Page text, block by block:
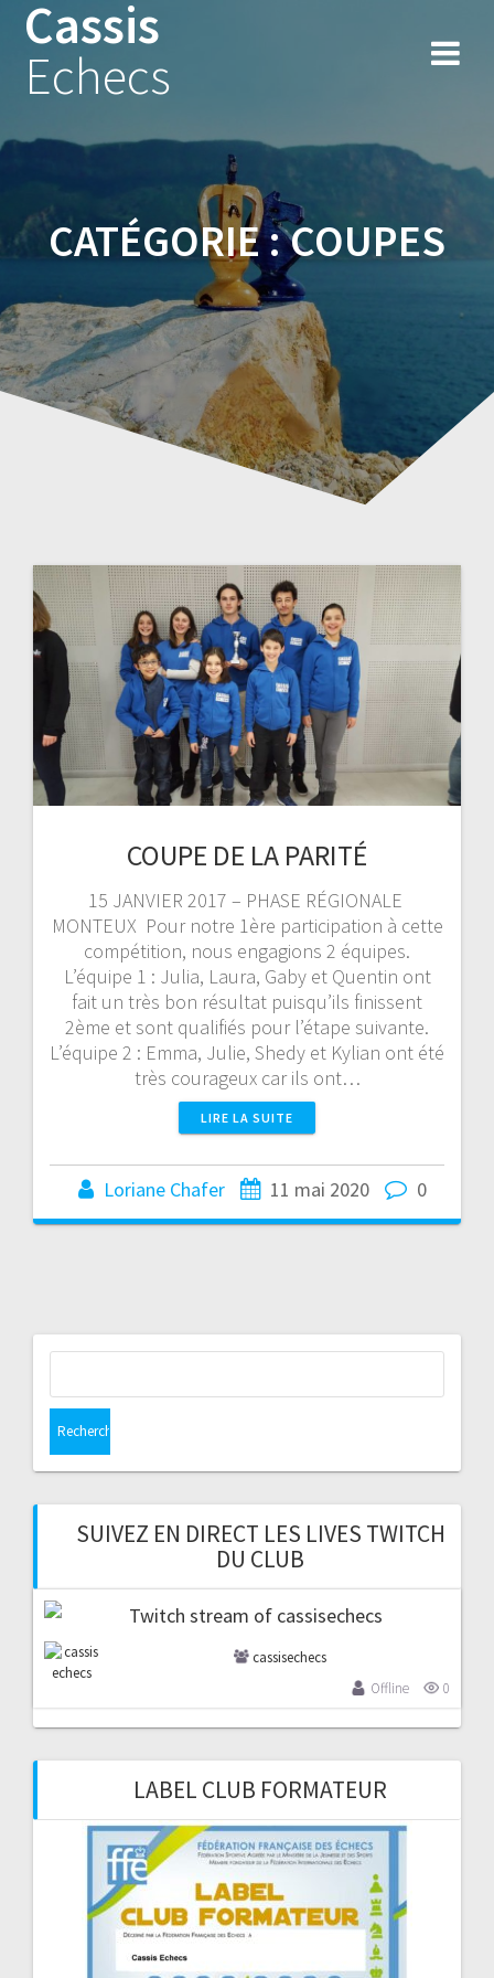
Cassis
Echecs
CATÉGORIE :COUPES
COUPE DE LA PARITÉ
15 JANVIER 2017 – PHASE RÉGIONALE
MONTEUX Pour notre 1ère participation à cette
compétition, nous engagions 2 équipes.
L’équipe 1 : Julia, Laura, Gaby et Quentin ont
fait un très bon résultat puisqu’ils finissent
2ème et sont qualifiés pour l’étape suivante.
L’équipe 2 : Emma, Julie, Shedy et Kylian ont été
très courageux car ils ont…
LIRE LA SUITE
Loriane Chafer 11 mai 2020 0
SUIVEZ EN DIRECT LES LIVES TWITCH
DU CLUB
cassisechecs
Offline
0
LABEL CLUB FORMATEUR